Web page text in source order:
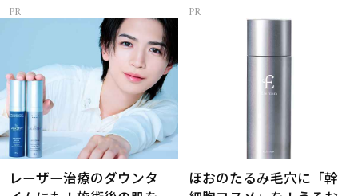
レーザー治療のダウンタ
ほおのたるみ毛穴に「幹